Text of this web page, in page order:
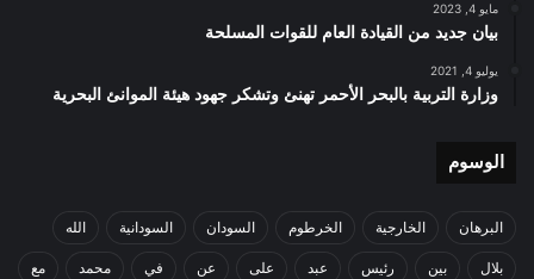
مايو 4, 2023
بيان جديد من القيادة العام للقوات المسلحة
يوليو 4, 2021
وزارة التربية بالبحر الأحمر تهنئ وتشكر جهود هيئة الموانئ البحرية
الوسوم
البرهان الخارجية الخرطوم السودان السودانية الله
بلال بين رئيس عبد على عن في محمد مع